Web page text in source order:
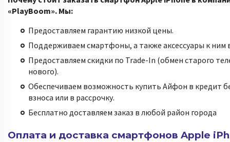
«PlayBoom». Мы:
Предоставляем гарантию низкой цены.
Поддерживаем смартфоны, а также аксессуары к ним
Предоставляем скидки по Trade-In (обмен старого
нового).
Обеспечиваем возможность купить Айфон в кредит
взноса или в рассрочку.
Бесплатно доставляем заказ в любой район города
Оплата и доставка смартфонов Apple